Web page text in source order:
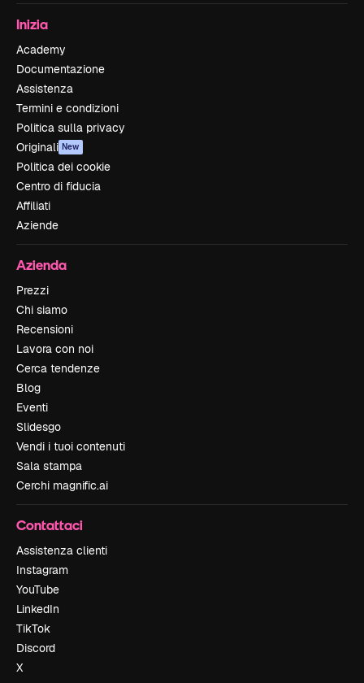
Inizia
Academy
Documentazione
Assistenza
Termini e condizioni
Politica sulla privacy
Originali New
Politica dei cookie
Centro di fiducia
Affiliati
Aziende
Azienda
Prezzi
Chi siamo
Recensioni
Lavora con noi
Cerca tendenze
Blog
Eventi
Slidesgo
Vendi i tuoi contenuti
Sala stampa
Cerchi magnific.ai
Contattaci
Assistenza clienti
Instagram
YouTube
LinkedIn
TikTok
Discord
X